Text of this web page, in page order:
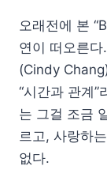
오래전에 본
연이 떠오른
(Cindy
“시간과 관계
는 그걸 조금
르고, 사랑하
없다.